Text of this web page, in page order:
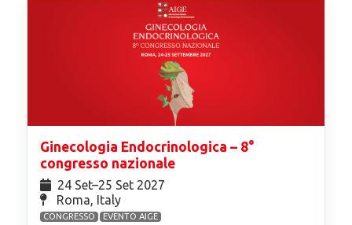
Ginecologia Endocrinologica – 8°
congresso nazionale
24 Set⁠–25 Set 2027
Roma, Italy
CONGRESSO EVENTO AIGE